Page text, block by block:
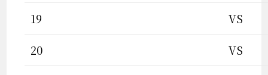
19 VS
20 VS